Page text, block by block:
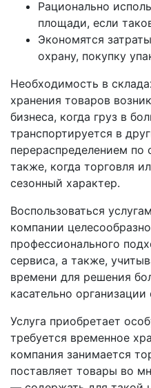
Рационально
площади, если
Экономятся
охрану, покупку
Необходимость в
хранения товаров
бизнеса, когда груз в
транспортируется в
перераспределением по
также, когда торговля
сезонный характер.
Воспользоваться
компании
профессионального
сервиса, а также,
времени для решения
касательно организации
Услуга приобретает
требуется временное
компания занимается
поставляет товары во